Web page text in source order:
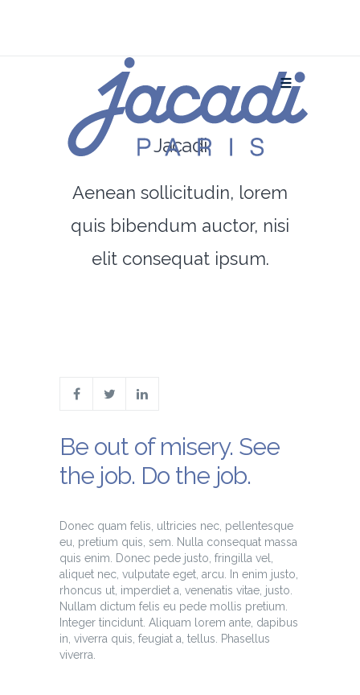
Jacadi
Aenean sollicitudin, lorem
quis bibendum auctor, nisi
elit consequat ipsum.
Be out of misery. See
the job. Do the job.
Donec quam felis, ultricies nec, pellentesque
eu, pretium quis, sem. Nulla consequat massa
quis enim. Donec pede justo, fringilla vel,
aliquet nec, vulputate eget, arcu. In enim justo,
rhoncus ut, imperdiet a, venenatis vitae, justo.
Nullam dictum felis eu pede mollis pretium.
Integer tincidunt. Aliquam lorem ante, dapibus
in, viverra quis, feugiat a, tellus. Phasellus
viverra.